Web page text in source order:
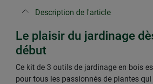
Description de l'article
Le plaisir du jardinage
début
Ce kit de 3 outils de jardinage en bois
pour tous les passionnés de plantes